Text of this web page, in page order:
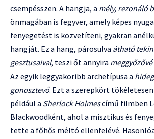
csempésszen. A hangja, a mély, rezonáló
önmagában is fegyver, amely képes
fenyegetést is közvetíteni, gyakran
hangját. Ez a hang, párosulva átható
gesztusaival, teszi őt annyira meggyőzővé
Az egyik leggyakoribb archetípusa a
gonosztevő. Ezt a szerepkört
például a Sherlock Holmescímű filmben
Blackwoodként, ahol a misztikus és
tette a főhős méltó ellenfelévé.